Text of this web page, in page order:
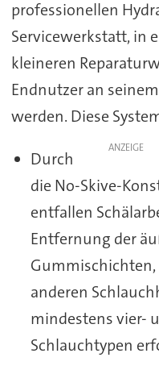
professionellen
Servicewerkstatt, in
kleineren
Endnutzer an
werden. Diese
ANZEIGE
Durch
die No-Skive-
entfallen
Entfernung der
Gummischichten,
anderen
mindestens vier-
Schlauchtypen